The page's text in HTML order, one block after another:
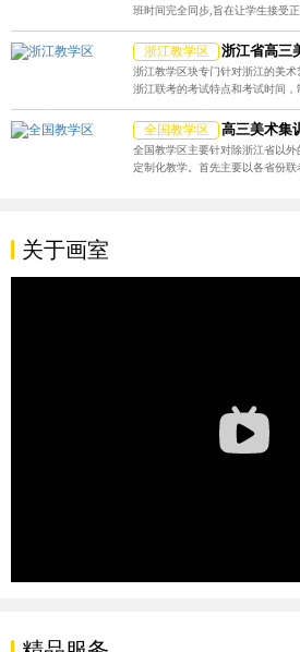
班时间完全同步,旨在让学生接受正
浙江教学区 浙江省高三
浙江教学区块专门针对浙江的美
浙江联考的考试特点和考试时间，
全国教学区 高三美术集
全国教学区主要针对除浙江省以
定制化教学。首先主要以各省份联
关于画室